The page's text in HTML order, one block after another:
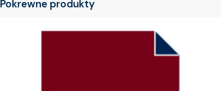
Pokrewne produkty